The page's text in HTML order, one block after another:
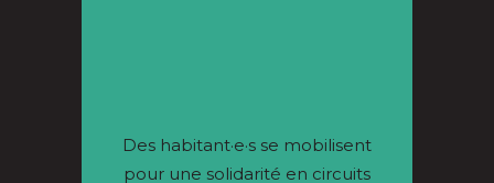
Des habitant·e·s se mobilisent
pour une solidarité en circuits